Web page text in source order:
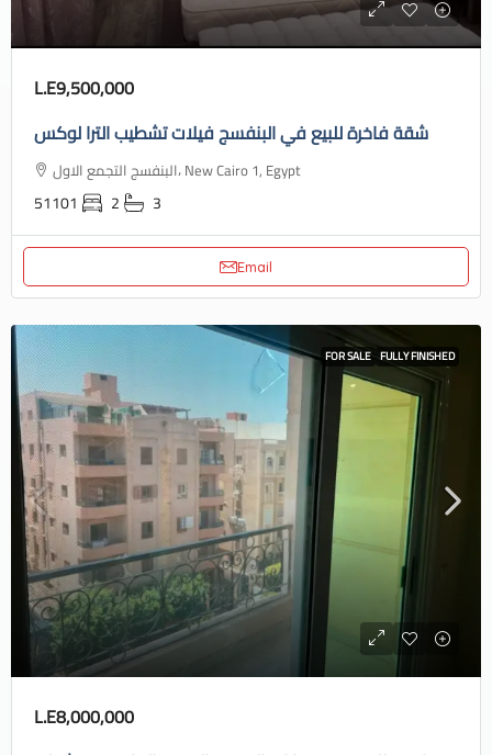
L.E9,500,000
شقة فاخرة للبيع في البنفسج فيلات تشطيب الترا لوكس
البنفسج التجمع الاول، New Cairo 1, Egypt
51101 2 3
Email
FOR SALE FULLY FINISHED
L.E8,000,000